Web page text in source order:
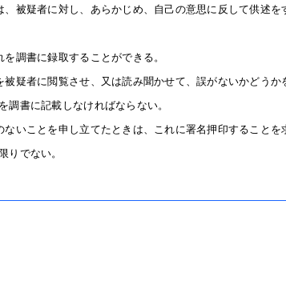
被疑者に対し、あらかじめ、自己の意思に反して供述を
調書に録取することができる。
疑者に閲覧させ、又は読み聞かせて、誤がないかどうか
調書に記載しなければならない。
いことを申し立てたときは、これに署名押印することを
りでない。